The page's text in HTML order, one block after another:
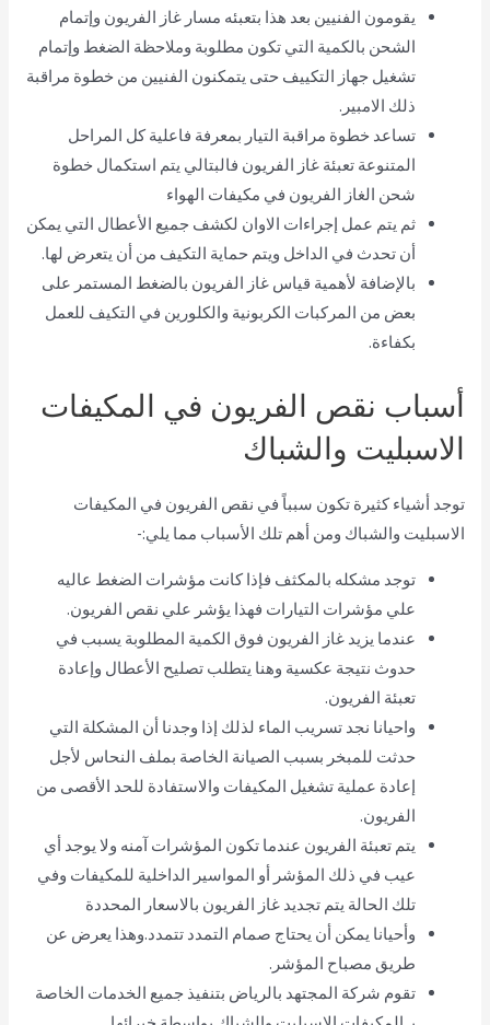
يقومون الفنيين بعد هذا بتعبئه مسار غاز الفريون وإتمام
الشحن بالكمية التي تكون مطلوبة وملاحظة الضغط وإتمام
تشغيل جهاز التكييف حتى يتمكنون الفنيين من خطوة مراقبة
ذلك الامبير.
تساعد خطوة مراقبة التيار بمعرفة فاعلية كل المراحل
المتنوعة تعبئة غاز الفريون فالبتالي يتم استكمال خطوة
شحن الغاز الفريون في مكيفات الهواء
ثم يتم عمل إجراءات الاوان لكشف جميع الأعطال التي يمكن
أن تحدث في الداخل ويتم حماية التكيف من أن يتعرض لها.
بالإضافة لأهمية قياس غاز الفريون بالضغط المستمر على
بعض من المركبات الكربونية والكلورين في التكيف للعمل
بكفاءة.
أسباب نقص الفريون في المكيفات
الاسبليت والشباك
توجد أشياء كثيرة تكون سبباً في نقص الفريون في المكيفات
الاسبليت والشباك ومن أهم تلك الأسباب مما يلي:-
توجد مشكله بالمكثف فإذا كانت مؤشرات الضغط عاليه
علي مؤشرات التيارات فهذا يؤشر علي نقص الفريون.
عندما يزيد غاز الفريون فوق الكمية المطلوبة يسبب في
حدوث نتيجة عكسية وهنا يتطلب تصليح الأعطال وإعادة
تعبئة الفريون.
واحيانا نجد تسريب الماء لذلك إذا وجدنا أن المشكلة التي
حدثت للمبخر بسبب الصيانة الخاصة بملف النحاس لأجل
إعادة عملية تشغيل المكيفات والاستفادة للحد الأقصى من
الفريون.
يتم تعبئة الفريون عندما تكون المؤشرات آمنه ولا يوجد أي
عيب في ذلك المؤشر أو المواسير الداخلية للمكيفات وفي
تلك الحالة يتم تجديد غاز الفريون بالاسعار المحددة
وأحيانا يمكن أن يحتاج صمام التمدد تتمدد.وهذا يعرض عن
طريق مصباح المؤشر.
تقوم شركة المجتهد بالرياض بتنفيذ جميع الخدمات الخاصة